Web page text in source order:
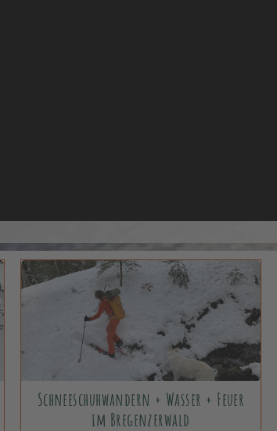
Schneeschuhwandern + Wasser + Feuer
im Bregenzerwald